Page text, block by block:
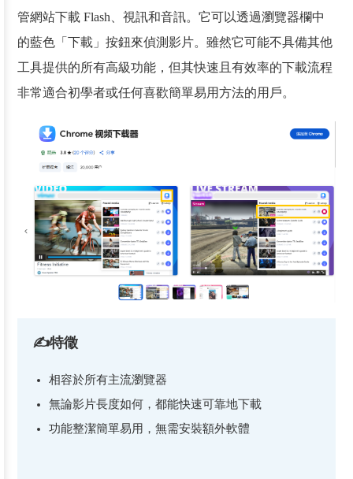
管網站下載 Flash、視訊和音訊。它可以透過瀏覽器欄中
的藍色「下載」按鈕來偵測影片。雖然它可能不具備其他
工具提供的所有高級功能，但其快速且有效率的下載流程
非常適合初學者或任何喜歡簡單易用方法的用戶。
✍特徵
相容於所有主流瀏覽器
無論影片長度如何，都能快速可靠地下載
功能整潔簡單易用，無需安裝額外軟體